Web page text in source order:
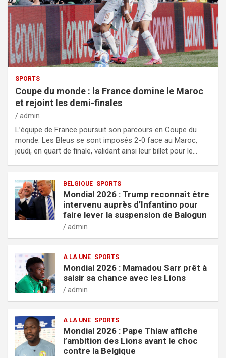
SPORTS
Coupe du monde : la France domine le Maroc
et rejoint les demi-finales
admin
L’équipe de France poursuit son parcours en Coupe du
monde. Les Bleus se sont imposés 2-0 face au Maroc,
jeudi, en quart de finale, validant ainsi leur billet pour le…
BELGIQUE SPORTS
Mondial 2026 : Trump reconnaît être
intervenu auprès d’Infantino pour
faire lever la suspension de Balogun
admin
A LA UNE SPORTS
Mondial 2026 : Mamadou Sarr prêt à
saisir sa chance avec les Lions
admin
A LA UNE SPORTS
Mondial 2026 : Pape Thiaw affiche
l’ambition des Lions avant le choc
contre la Belgique